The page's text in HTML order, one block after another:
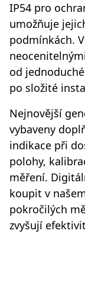
IP54 pro
umožňuje
podmínkách.
od
po složité
Nejnovější
vybaveny
indikace při
polohy,
měření.
koupit v
pokročilých
zvyšují